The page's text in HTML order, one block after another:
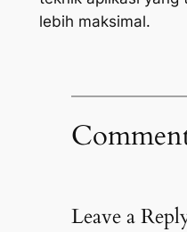
lebih maksimal.
Leave a